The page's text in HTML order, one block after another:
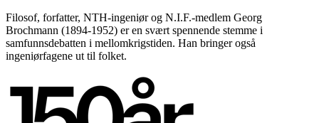
Filosof, forfatter, NTH-ingeniør og N.I.F.-medlem Georg
Brochmann (1894-1952) er en svært spennende stemme i
samfunnsdebatten i mellomkrigstiden. Han bringer også
ingeniørfagene ut til folket.